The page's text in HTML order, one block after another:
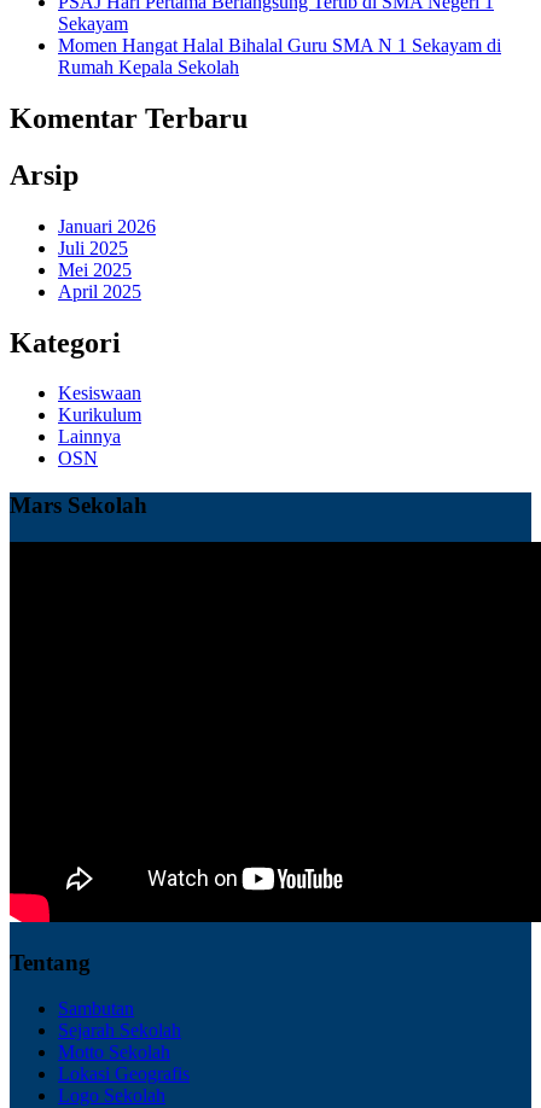
Sekayam
Momen Hangat Halal Bihalal Guru SMA N 1 Sekayam di
Rumah Kepala Sekolah
Komentar Terbaru
Arsip
Januari 2026
Juli 2025
Mei 2025
April 2025
Kategori
Kesiswaan
Kurikulum
Lainnya
OSN
Mars Sekolah
Tentang
Sambutan
Sejarah Sekolah
Motto Sekolah
Lokasi Geografis
Logo Sekolah